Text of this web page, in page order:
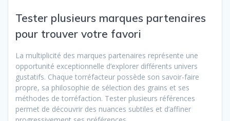
Tester plusieurs marques partenaires
pour trouver votre favori
La multiplicité des marques partenaires représente une
opportunité exceptionnelle d’explorer différents univers
gustatifs. Chaque torréfacteur possède son savoir-faire
propre, sa philosophie de sélection des grains et ses
méthodes de torréfaction. Tester plusieurs références
permet de découvrir des nuances subtiles et d’affiner